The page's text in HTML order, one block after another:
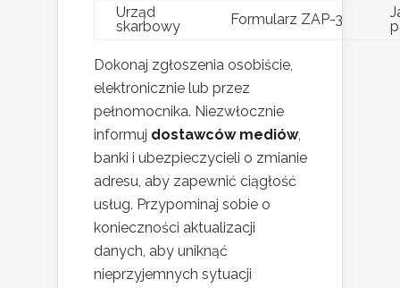
Urząd
skarbowy
Formularz ZAP-3
Dokonaj zgłoszenia osobiście,
elektronicznie lub przez
pełnomocnika. Niezwłocznie
informuj dostawców mediów,
banki i ubezpieczycieli o zmianie
adresu, aby zapewnić ciągłość
usług. Przypominaj sobie o
konieczności aktualizacji
danych, aby uniknąć
nieprzyjemnych sytuacji